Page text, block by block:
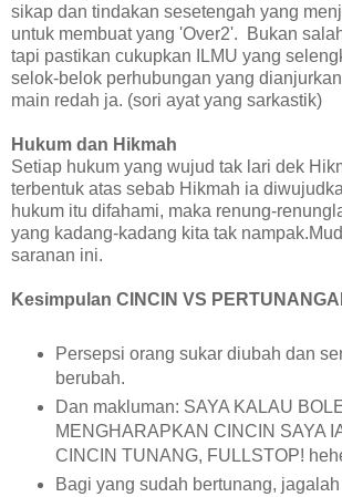
sikap dan tindakan sesetengah yang
untuk membuat yang 'Over2'. Bukan
tapi pastikan cukupkan ILMU yang
selok-belok perhubungan yang
main redah ja. (sori ayat yang sarkastik)
Hukum dan Hikmah
Setiap hukum yang wujud tak lari dek
terbentuk atas sebab Hikmah ia
hukum itu difahami, maka renung-
yang kadang-kadang kita tak
saranan ini.
Kesimpulan CINCIN VS
Persepsi orang sukar diubah dan
berubah.
Dan makluman: SAYA KALAU
MENGHARAPKAN CINCIN SAYA
CINCIN TUNANG, FULLSTOP!
Bagi yang sudah bertunang,